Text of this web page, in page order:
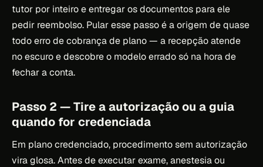
tutor por inteiro e entregar os documentos para ele
pedir reembolso. Pular esse passo é a origem de quase
todo erro de cobrança de plano — a recepção atende
no escuro e descobre o modelo errado só na hora de
fechar a conta.
Passo 2 — Tire a autorização ou a guia
quando for credenciada
Em plano credenciado, procedimento sem autorização
vira glosa. Antes de executar exame, anestesia ou